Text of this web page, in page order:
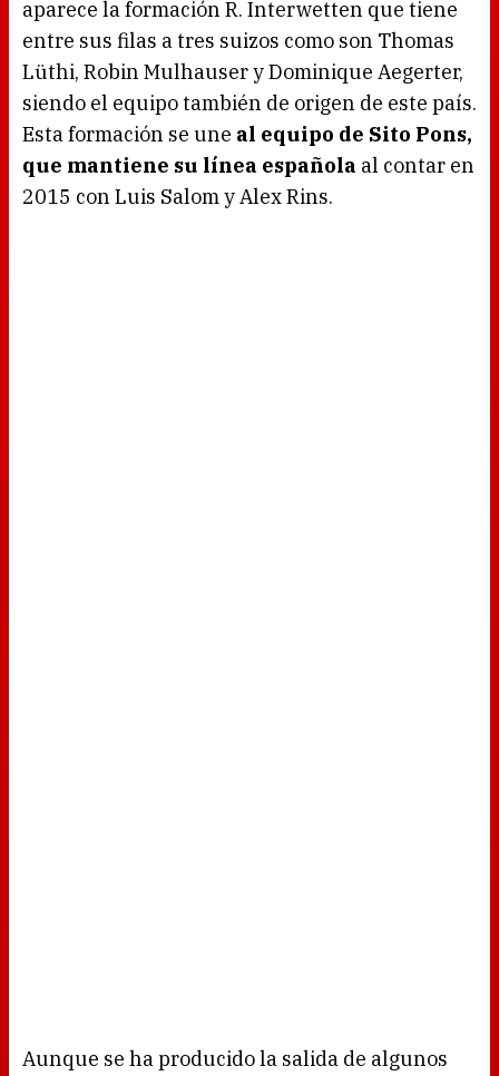
aparece la formación R. Interwetten que tiene
entre sus filas a tres suizos como son Thomas
Lüthi, Robin Mulhauser y Dominique Aegerter,
siendo el equipo también de origen de este país.
Esta formación se une al equipo de Sito Pons,
que mantiene su línea española al contar en
2015 con Luis Salom y Alex Rins.
Aunque se ha producido la salida de algunos